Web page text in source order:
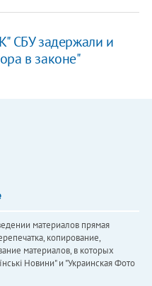
СБУ задержали и
в законе"
материалов прямая
копирование,
материалов, в которых
Новини" и "Украинская Фото